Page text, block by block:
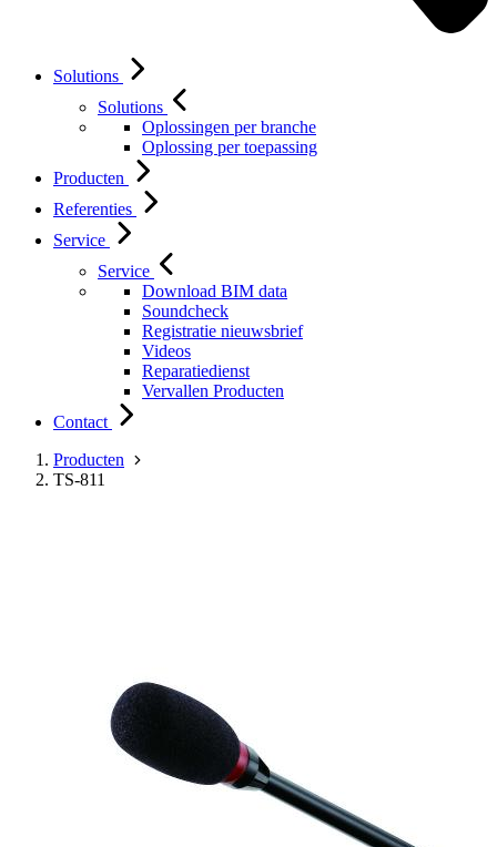
Solutions
Solutions
Oplossingen per branche
Oplossing per toepassing
Producten
Referenties
Service
Service
Download BIM data
Soundcheck
Registratie nieuwsbrief
Videos
Reparatiedienst
Vervallen Producten
Contact
Producten
TS-811